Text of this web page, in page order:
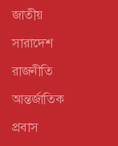
জাতীয়
সারাদেশ
রাজনীতি
আন্তর্জাতিক
প্রবাস